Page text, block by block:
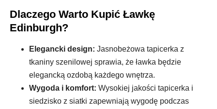
Dlaczego Warto Kupić Ławkę
Edinburgh?
Elegancki design: Jasnobeżowa tapicerka z
tkaniny szenilowej sprawia, że ławka będzie
elegancką ozdobą każdego wnętrza.
Wygoda i komfort: Wysokiej jakości tapicerka i
siedzisko z siatki zapewniają wygodę podczas